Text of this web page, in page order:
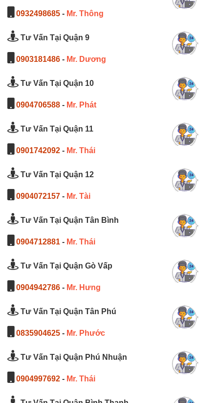
0932498685 - Mr. Thông
Tư Vấn Tại Quận 9
0903181486 - Mr. Dương
Tư Vấn Tại Quận 10
0904706588 - Mr. Phát
Tư Vấn Tại Quận 11
0901742092 - Mr. Thái
Tư Vấn Tại Quận 12
0904072157 - Mr. Tài
Tư Vấn Tại Quận Tân Bình
0904712881 - Mr. Thái
Tư Vấn Tại Quận Gò Vấp
0904942786 - Mr. Hưng
Tư Vấn Tại Quận Tân Phú
0835904625 - Mr. Phước
Tư Vấn Tại Quận Phú Nhuận
0904997692 - Mr. Thái